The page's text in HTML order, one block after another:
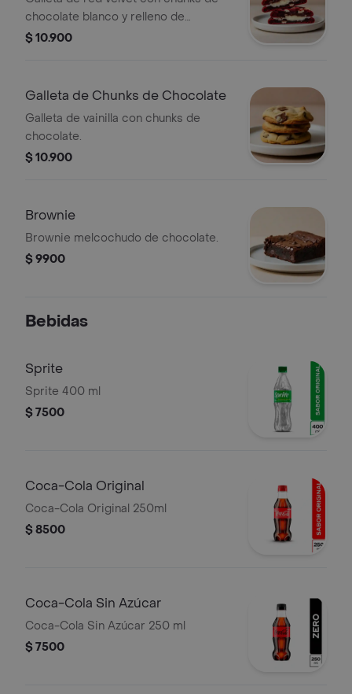
chocolate blanco y relleno de
Cheesecake.
$ 10.900
Galleta de Chunks de Chocolate
Galleta de vainilla con chunks de
chocolate.
$ 10.900
Brownie
Brownie melcochudo de chocolate.
$ 9900
Bebidas
Sprite
Sprite 400 ml
$ 7500
Coca-Cola Original
Coca-Cola Original 250ml
$ 8500
Coca-Cola Sin Azúcar
Coca-Cola Sin Azúcar 250 ml
$ 7500